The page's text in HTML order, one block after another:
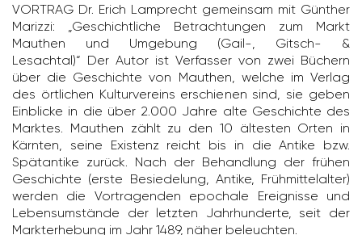
VORTRAG Dr. Erich Lamprecht gemeinsam mit Günther
Marizzi: „Geschicht­liche Betrach­tungen zum Markt
Mauthen und Umge­bung (Gail-, Gitsch- &
Lesachtal)“ Der Autor ist Verfasser von zwei Büchern
über die Geschichte von Mauthen, welche im Verlag
des örtli­chen Kultur­ver­eins erschienen sind, sie geben
Einblicke in die über 2.000 Jahre alte Geschichte des
Marktes. Mauthen zählt zu den 10 ältesten Orten in
Kärnten, seine Exis­tenz reicht bis in die Antike bzw.
Spät­an­tike zurück. Nach der Behand­lung der frühen
Geschichte (erste Besie­de­lung, Antike, Früh­mit­tel­alter)
werden die Vortra­genden epochale Ereig­nisse und
Lebens­um­stände der letzten Jahr­hun­derte, seit der
Markt­er­he­bung im Jahr 1489, näher beleuchten.